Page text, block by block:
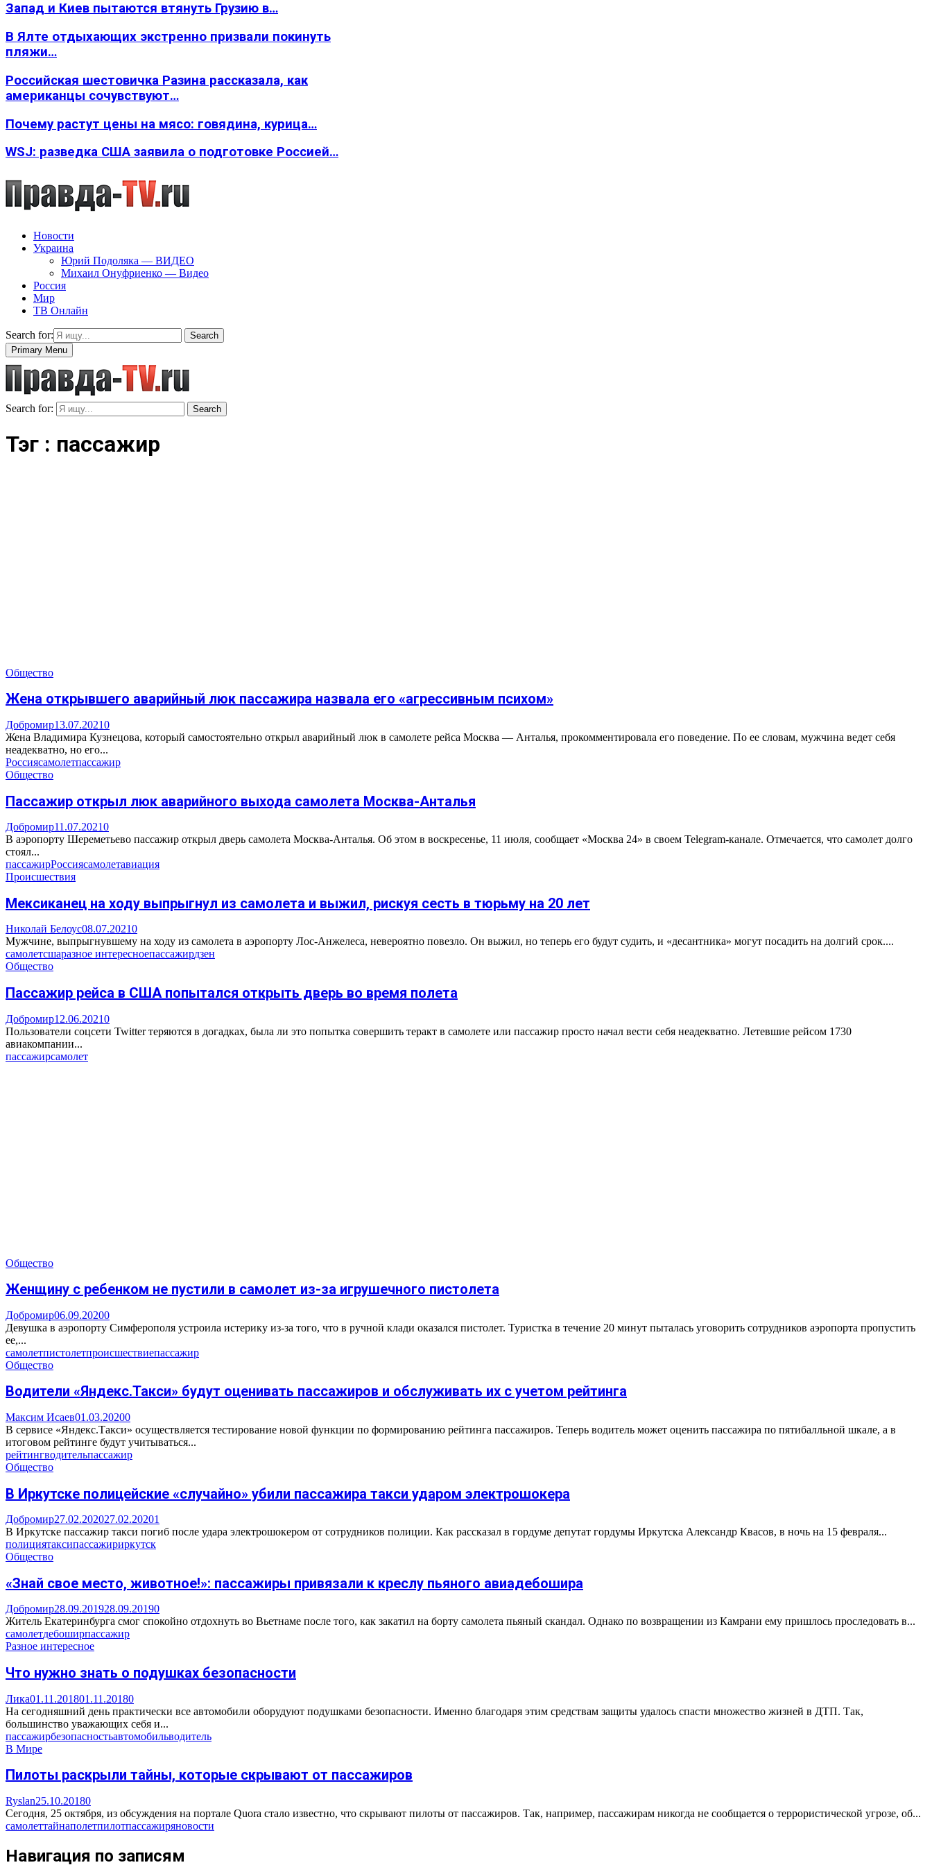
Запад и Киев пытаются втянуть Грузию в…
В Ялте отдыхающих экстренно призвали покинуть
пляжи…
Российская шестовичка Разина рассказала, как
американцы сочувствуют…
Почему растут цены на мясо: говядина, курица…
WSJ: разведка США заявила о подготовке Россией…
Новости
Украина
Юрий Подоляка — ВИДЕО
Михаил Онуфриенко — Видео
Россия
Мир
ТВ Онлайн
Search for:
Search
Primary Menu
Search for: Search
Тэг : пассажир
Общество
Жена открывшего аварийный люк пассажира назвала его «агрессивным психом»
Добромир13.07.20210
Жена Владимира Кузнецова, который самостоятельно открыл аварийный люк в самолете рейса Москва — Анталья, прокомментировала его поведение. По ее словам, мужчина ведет себя
неадекватно, но его...
Россиясамолетпассажир
Общество
Пассажир открыл люк аварийного выхода самолета Москва-Анталья
Добромир11.07.20210
В аэропорту Шереметьево пассажир открыл дверь самолета Москва-Анталья. Об этом в воскресенье, 11 июля, сообщает «Москва 24» в своем Telegram-канале. Отмечается, что самолет долго
стоял...
пассажирРоссиясамолетавиация
Происшествия
Мексиканец на ходу выпрыгнул из самолета и выжил, рискуя сесть в тюрьму на 20 лет
Николай Белоус08.07.20210
Мужчине, выпрыгнувшему на ходу из самолета в аэропорту Лос-Анжелеса, невероятно повезло. Он выжил, но теперь его будут судить, и «десантника» могут посадить на долгий срок....
самолетсшаразное интересноепассажирдзен
Общество
Пассажир рейса в США попытался открыть дверь во время полета
Добромир12.06.20210
Пользователи соцсети Twitter теряются в догадках, была ли это попытка совершить теракт в самолете или пассажир просто начал вести себя неадекватно. Летевшие рейсом 1730
авиакомпании...
пассажирсамолет
Общество
Женщину с ребенком не пустили в самолет из-за игрушечного пистолета
Добромир06.09.20200
Девушка в аэропорту Симферополя устроила истерику из-за того, что в ручной клади оказался пистолет. Туристка в течение 20 минут пыталась уговорить сотрудников аэропорта пропустить
ее,...
самолетпистолетпроисшествиепассажир
Общество
Водители «Яндекс.Такси» будут оценивать пассажиров и обслуживать их с учетом рейтинга
Максим Исаев01.03.20200
В сервисе «Яндекс.Такси» осуществляется тестирование новой функции по формированию рейтинга пассажиров. Теперь водитель может оценить пассажира по пятибалльной шкале, а в
итоговом рейтинге будут учитываться...
рейтингводительпассажир
Общество
В Иркутске полицейские «случайно» убили пассажира такси ударом электрошокера
Добромир27.02.202027.02.20201
В Иркутске пассажир такси погиб после удара электрошокером от сотрудников полиции. Как рассказал в гордуме депутат гордумы Иркутска Александр Квасов, в ночь на 15 февраля...
полициятаксипассажириркутск
Общество
«Знай свое место, животное!»: пассажиры привязали к креслу пьяного авиадебошира
Добромир28.09.201928.09.20190
Житель Екатеринбурга смог спокойно отдохнуть во Вьетнаме после того, как закатил на борту самолета пьяный скандал. Однако по возвращении из Камрани ему пришлось проследовать в...
самолетдебоширпассажир
Разное интересное
Что нужно знать о подушках безопасности
Лика01.11.201801.11.20180
На сегодняшний день практически все автомобили оборудуют подушками безопасности. Именно благодаря этим средствам защиты удалось спасти множество жизней в ДТП. Так,
большинство уважающих себя и...
пассажирбезопасностьавтомобильводитель
В Мире
Пилоты раскрыли тайны, которые скрывают от пассажиров
Ryslan25.10.20180
Сегодня, 25 октября, из обсуждения на портале Quora стало известно, что скрывают пилоты от пассажиров. Так, например, пассажирам никогда не сообщается о террористической угрозе, об...
самолеттайнаполетпилотпассажиряновости
Навигация по записям